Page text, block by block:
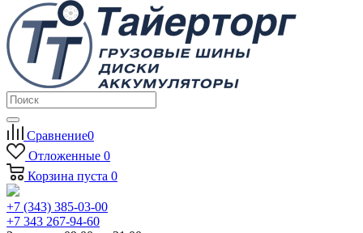
Сравнение0
Отложенные 0
Корзина пуста 0
+7 (343) 385-03-00
+7 343 267-94-60